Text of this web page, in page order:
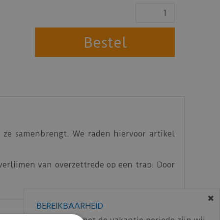
samenbrengt. We raden hiervoor artikel
van overzettrede op een trap. Door
binnen en buitentoepassing.
BEREIKBAARHEID